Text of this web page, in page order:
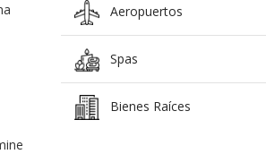
Aeropuertos
Spas
Bienes Raíces